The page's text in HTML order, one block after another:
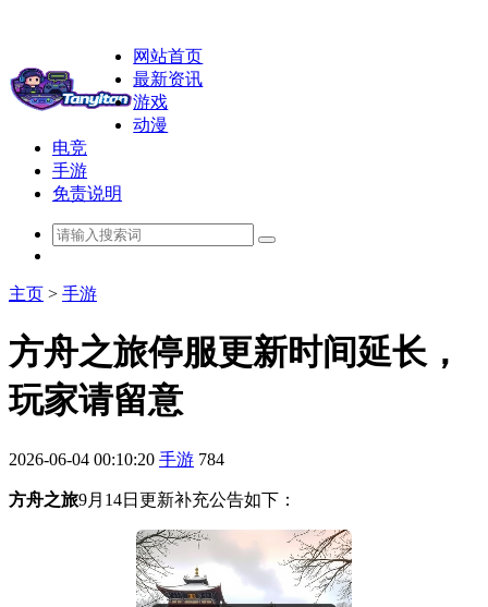
网站首页
最新资讯
游戏
动漫
电竞
手游
免责说明
主页 > 手游
方舟之旅停服更新时间延长，
玩家请留意
2026-06-04 00:10:20 手游 784
方舟之旅9月14日更新补充公告如下：